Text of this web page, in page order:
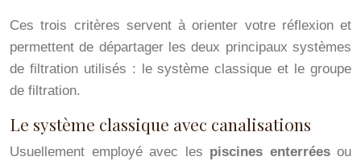
Ces trois critères servent à orienter votre réflexion et
permettent de départager les deux principaux systèmes
de filtration utilisés : le système classique et le groupe
de filtration.
Le système classique avec canalisations
Usuellement employé avec les piscines enterréesou